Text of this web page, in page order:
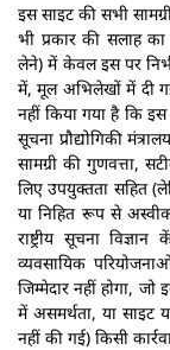
इस साइट की सभी
भी प्रकार की सलाह
लेने) में केवल इस पर
में, मूल अभिलेखों में दी
नहीं किया गया है कि
सूचना प्रौद्योगिकी
सामग्री की गुणवत्ता,
लिए उपयुक्तता सहित
या निहित रूप से
राष्ट्रीय सूचना
व्यवसायिक
जिम्मेदार नहीं होगा,
में असमर्थता, या साइट
नहीं की गई) किसी